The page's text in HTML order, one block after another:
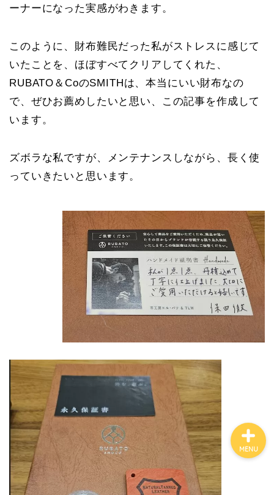
ーナーになった実感がわきます。
このように、財布難民だった私がストレスに感じて
いたことを、ほぼすべてクリアしてくれた、
RUBATO＆CoのSMITHは、本当にいい財布なの
で、ぜひお薦めしたいと思い、この記事を作成して
います。
ズボラな私ですが、メンテナンスしながら、長く使
っていきたいと思います。
MENU
心と体とダイエット
睡眠
子育て
アウトドア
家電・ガジェット